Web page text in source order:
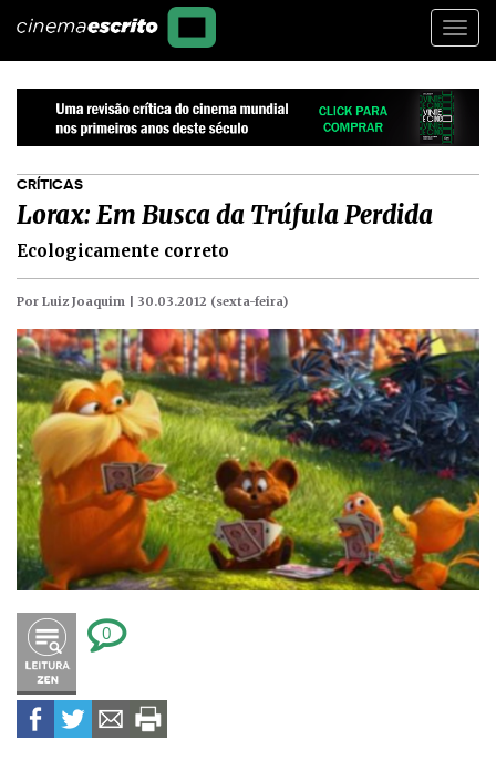
CRÍTICAS
Lorax: Em Busca da Trúfula Perdida
Ecologicamente correto
Por Luiz Joaquim | 30.03.2012 (sexta-feira)
0